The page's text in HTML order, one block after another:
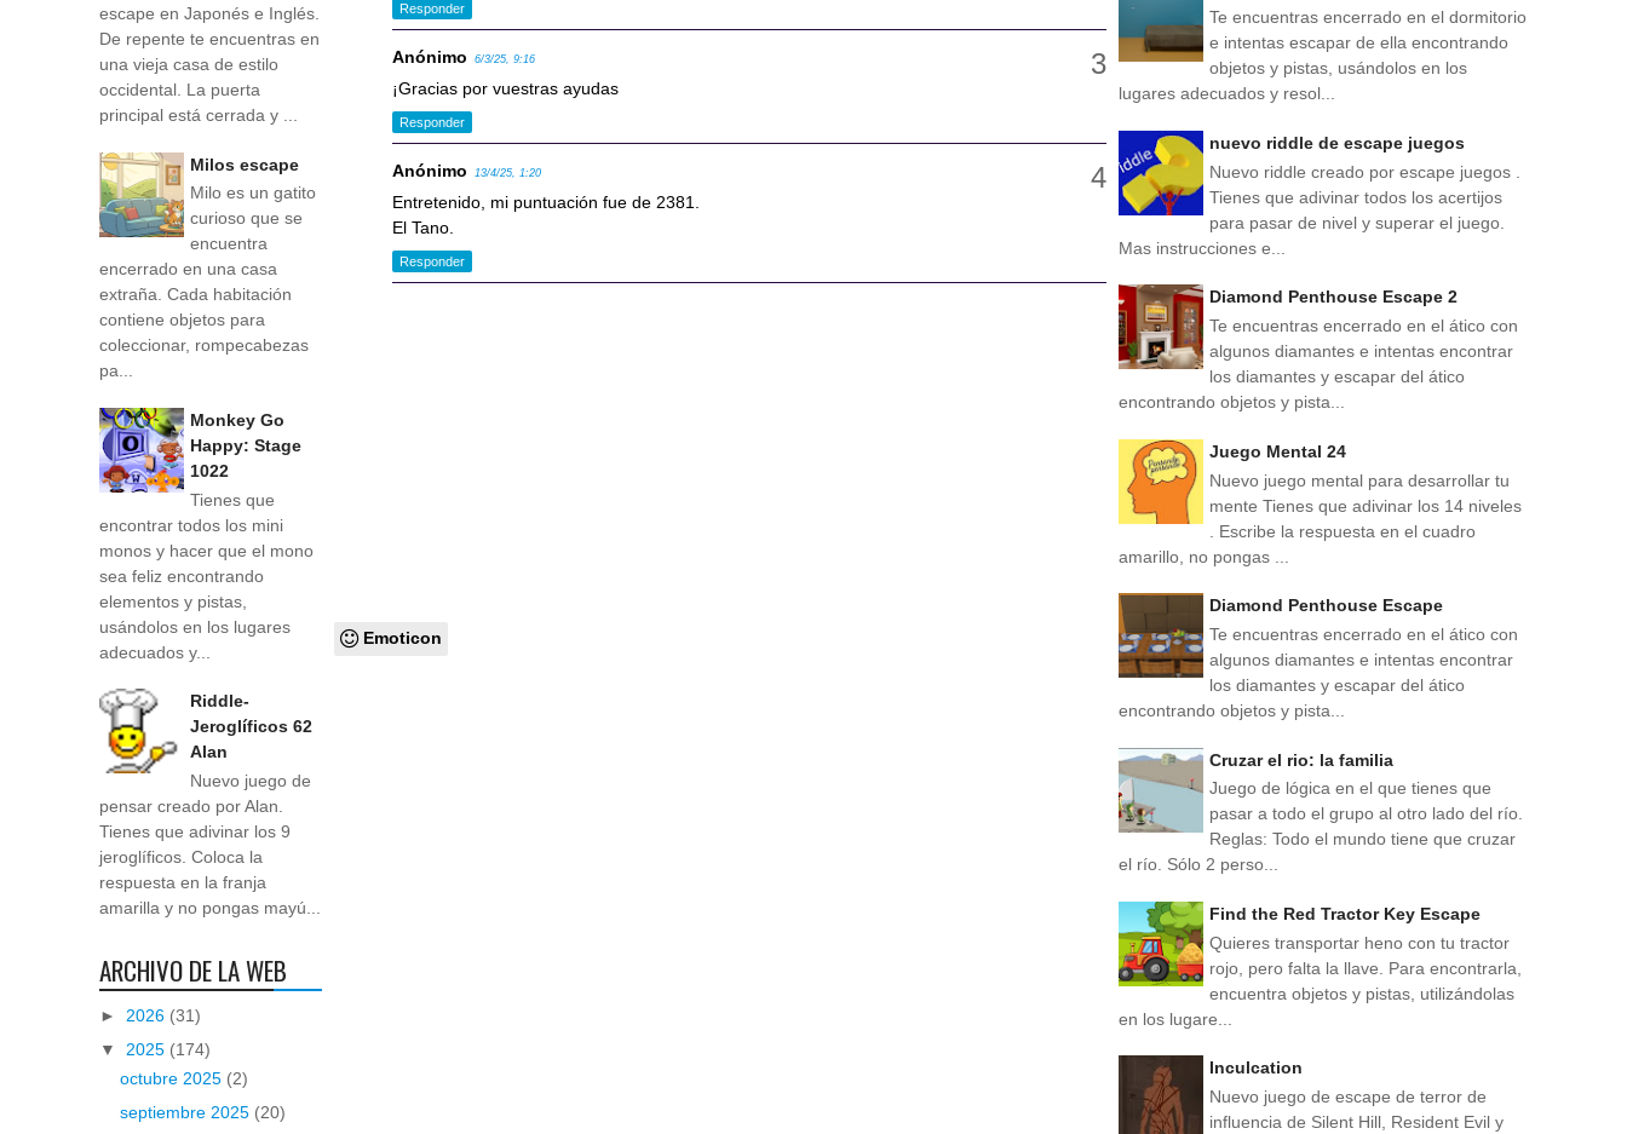
Responder
Anónimo 6/3/25, 9:16
¡Gracias por vuestras ayudas
Responder
Anónimo 13/4/25, 1:20
Entretenido, mi puntuación fue de 2381.
El Tano.
Responder
Emoticon
escape en Japonés e Inglés.
De repente te encuentras en
una vieja casa de estilo
occidental. La puerta
principal está cerrada y ...
Milos escape
Milo es un gatito
curioso que se
encuentra
encerrado en una casa
extraña. Cada habitación
contiene objetos para
coleccionar, rompecabezas
pa...
Monkey Go
Happy: Stage
1022
Tienes que
encontrar todos los mini
monos y hacer que el mono
sea feliz encontrando
elementos y pistas,
usándolos en los lugares
adecuados y...
Riddle-
Jeroglíficos 62
Alan
Nuevo juego de
pensar creado por Alan.
Tienes que adivinar los 9
jeroglíficos. Coloca la
respuesta en la franja
amarilla y no pongas mayú...
ARCHIVO DE LA WEB
► 2026 (31)
▼ 2025 (174)
octubre 2025 (2)
septiembre 2025 (20)
Te encuentras encerrado en el dormitorio
e intentas escapar de ella encontrando
objetos y pistas, usándolos en los
lugares adecuados y resol...
nuevo riddle de escape juegos
Nuevo riddle creado por escape juegos .
Tienes que adivinar todos los acertijos
para pasar de nivel y superar el juego.
Mas instrucciones e...
Diamond Penthouse Escape 2
Te encuentras encerrado en el ático con
algunos diamantes e intentas encontrar
los diamantes y escapar del ático
encontrando objetos y pista...
Juego Mental 24
Nuevo juego mental para desarrollar tu
mente Tienes que adivinar los 14 niveles
. Escribe la respuesta en el cuadro
amarillo, no pongas ...
Diamond Penthouse Escape
Te encuentras encerrado en el ático con
algunos diamantes e intentas encontrar
los diamantes y escapar del ático
encontrando objetos y pista...
Cruzar el rio: la familia
Juego de lógica en el que tienes que
pasar a todo el grupo al otro lado del río.
Reglas: Todo el mundo tiene que cruzar
el río. Sólo 2 perso...
Find the Red Tractor Key Escape
Quieres transportar heno con tu tractor
rojo, pero falta la llave. Para encontrarla,
encuentra objetos y pistas, utilizándolas
en los lugare...
Inculcation
Nuevo juego de escape de terror de
influencia de Silent Hill, Resident Evil y